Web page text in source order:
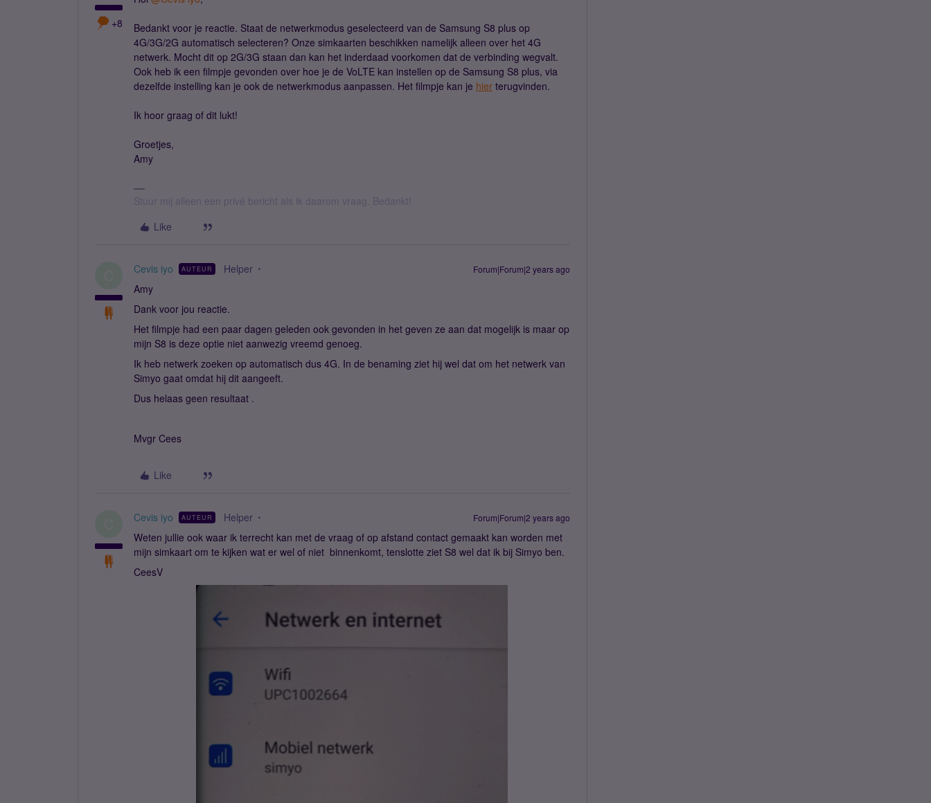
+8
Bedankt voor je reactie. Staat de netwerkmodus geselecteerd van de Samsung S8 plus op
4G/3G/2G automatisch selecteren? Onze simkaarten beschikken namelijk alleen over het 4G
netwerk. Mocht dit op 2G/3G staan dan kan het inderdaad voorkomen dat de verbinding wegvalt.
Ook heb ik een filmpje gevonden over hoe je de VoLTE kan instellen op de Samsung S8 plus, via
dezelfde instelling kan je ook de netwerkmodus aanpassen. Het filmpje kan je hier terugvinden.
Ik hoor graag of dit lukt!
Groetjes,
Amy
Stuur mij alleen een privé bericht als ik daarom vraag. Bedankt!
Like
Cevis iyo AUTEUR Helper Forum|Forum|2 years ago
Amy
Dank voor jou reactie.
Het filmpje had een paar dagen geleden ook gevonden in het geven ze aan dat mogelijk is maar op
mijn S8 is deze optie niet aanwezig vreemd genoeg.
Ik heb netwerk zoeken op automatisch dus 4G. In de benaming ziet hij wel dat om het netwerk van
Simyo gaat omdat hij dit aangeeft.
Dus helaas geen resultaat .
Mvgr Cees
Like
Cevis iyo AUTEUR Helper Forum|Forum|2 years ago
Weten jullie ook waar ik terrecht kan met de vraag of op afstand contact gemaakt kan worden met
mijn simkaart om te kijken wat er wel of niet binnenkomt, tenslotte ziet S8 wel dat ik bij Simyo ben.
CeesV